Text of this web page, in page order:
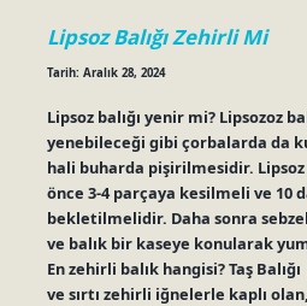
Lipsoz Balığı Zehirli Mi
Tarih: Aralık 28, 2024
Lipsoz balığı yenir mi? Lipsozoz
yenebileceği gibi çorbalarda da
hali buharda pişirilmesidir. Lipsoz
önce 3-4 parçaya kesilmeli ve 10
bekletilmelidir. Daha sonra
ve balık bir kaseye konularak
En zehirli balık hangisi? Taş
ve sırtı zehirli iğnelerle kaplı